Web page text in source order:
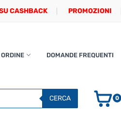
CASHBACK PROMOZIONI
DOMANDE FREQUENTI
CERCA 0